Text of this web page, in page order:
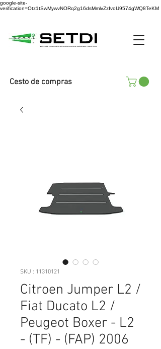
google-site-
verification=Otz1tSwMywvNORq2g16dsMmlvZzIvoU9574gWQ8TeKM
Cesto de compras
SKU : 11310121
Citroen Jumper L2 /
Fiat Ducato L2 /
Peugeot Boxer - L2
- (TF) - (FAP) 2006